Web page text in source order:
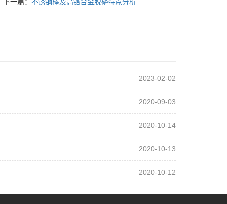
2023-02-02
2020-09-03
2020-10-14
2020-10-13
2020-10-12